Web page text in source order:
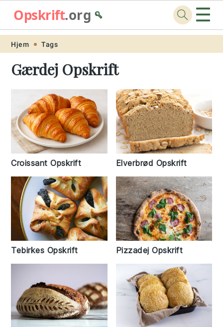
Skip
primary
navigation
Skip
main
content
Skip
primary
sidebar
Skip
footer
Opskrift.org🥄 ☰
Hjem Tags
Gærdej Opskrift
Croissant Opskrift Elverbrød Opskrift
Tebirkes Opskrift Pizzadej Opskrift